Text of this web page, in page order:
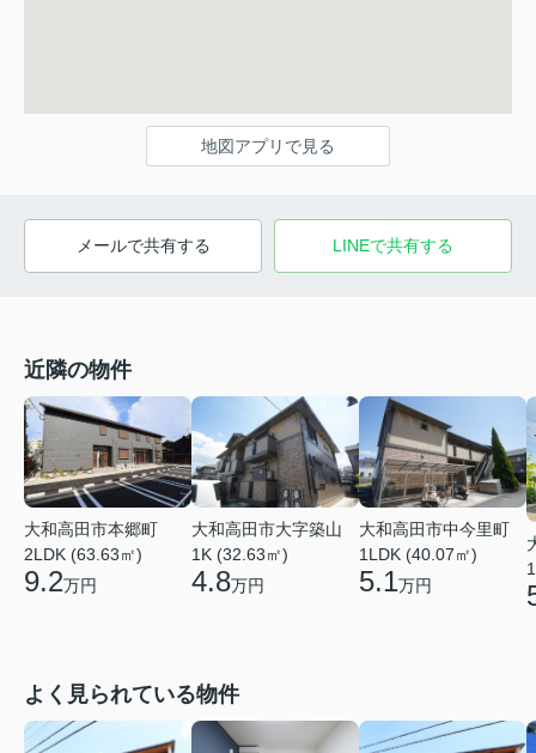
地図アプリで見る
メールで共有する LINEで共有する
近隣の物件
大和高田市本郷町
2LDK (63.63㎡)
9.2万円
大和高田市大字築山
1K (32.63㎡)
4.8万円
大和高田市中今里町
1LDK (40.07㎡)
5.1万円
よく見られている物件